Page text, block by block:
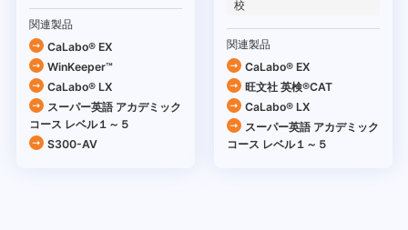
関連製品
CaLabo® EX
WinKeeper™
CaLabo® LX
スーパー英語 アカデミック
コース レベル１～５
S300-AV
校
関連製品
CaLabo® EX
旺文社 英検®CAT
CaLabo® LX
スーパー英語 アカデミック
コース レベル１～５